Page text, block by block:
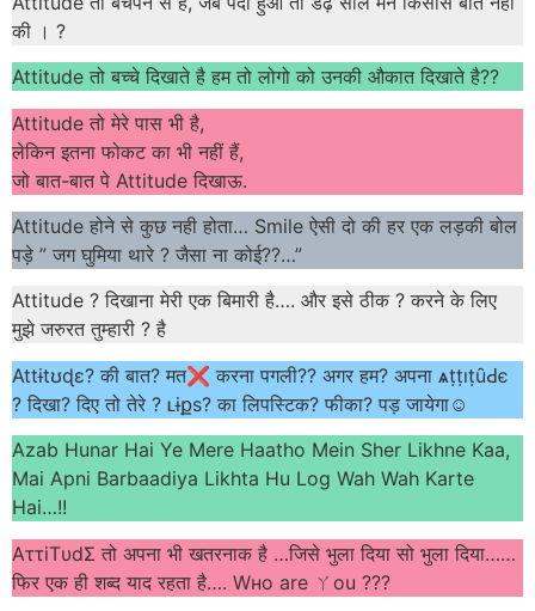
की । ?
Attitude तो बच्चे दिखाते है हम तो लोगो को उनकी औकात दिखाते है??
Attitude तो मेरे पास भी है,
लेकिन इतना फोकट का भी नहीं हैं,
जो बात-बात पे Attitude दिखाऊ.
Attitude होने से कुछ नही होता… ‪Smile‬ ऐसी दो की हर एक लड़की बोल
पड़े ” जग घुमिया थारे ? जैसा ना कोई??…”
Attitude ? दिखाना मेरी एक बिमारी है…. और इसे ठीक ? करने के लिए
मुझे जरुरत तुम्हारी ? है
Attɨtʊɖɛ? की बात? मत❌ करना पगली?? अगर हम? अपना ѧṭṭıṭȗԀє
? दिखा? दिए तो तेरे ? ʟɨքѕ? का लिपस्टिक? फीका? पड़ जायेगा☺
Azab Hunar Hai Ye Mere Haatho Mein Sher Likhne Kaa,
Mai Apni Barbaadiya Likhta Hu Log Wah Wah Karte
Hai…!!
AττiTυdΣ‬ तो ‪अपना‬ भी ‪‎खतरनाक‬ है ‪…जिसे‬ भुला ‪दिया‬ सो ‪‎भुला‬ दिया……
‪फिर‬ एक ‪ही‬ शब्द ‪याद‬ रहता है…. ‪‎Wнo are ㄚou ???